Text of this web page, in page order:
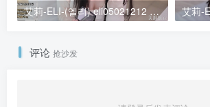
艾莉-ELI-(엘리) eli05021212 个人直播 度盘 / PIKPAK (20240531) [4V/7.55G]
评论 抢沙发